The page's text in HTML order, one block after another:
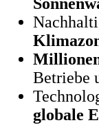
Betriebe
globale